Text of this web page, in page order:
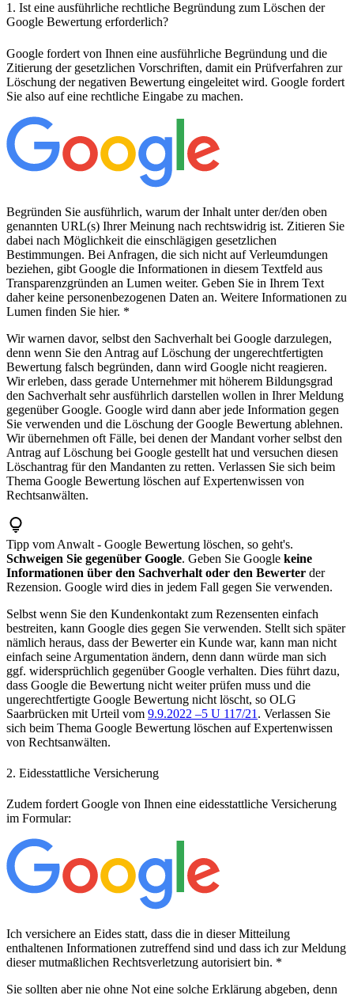
1. Ist eine ausführliche rechtliche Begründung zum Löschen der
Google Bewertung erforderlich?
Google fordert von Ihnen eine ausführliche Begründung und die
Zitierung der gesetzlichen Vorschriften, damit ein Prüfverfahren zur
Löschung der negativen Bewertung eingeleitet wird. Google fordert
Sie also auf eine rechtliche Eingabe zu machen.
Begründen Sie ausführlich, warum der Inhalt unter der/den oben
genannten URL(s) Ihrer Meinung nach rechtswidrig ist. Zitieren Sie
dabei nach Möglichkeit die einschlägigen gesetzlichen
Bestimmungen. Bei Anfragen, die sich nicht auf Verleumdungen
beziehen, gibt Google die Informationen in diesem Textfeld aus
Transparenzgründen an Lumen weiter. Geben Sie in Ihrem Text
daher keine personenbezogenen Daten an. Weitere Informationen zu
Lumen finden Sie hier. *
Wir warnen davor, selbst den Sachverhalt bei Google darzulegen,
denn wenn Sie den Antrag auf Löschung der ungerechtfertigten
Bewertung falsch begründen, dann wird Google nicht reagieren.
Wir erleben, dass gerade Unternehmer mit höherem Bildungsgrad
den Sachverhalt sehr ausführlich darstellen wollen in Ihrer Meldung
gegenüber Google. Google wird dann aber jede Information gegen
Sie verwenden und die Löschung der Google Bewertung ablehnen.
Wir übernehmen oft Fälle, bei denen der Mandant vorher selbst den
Antrag auf Löschung bei Google gestellt hat und versuchen diesen
Löschantrag für den Mandanten zu retten. Verlassen Sie sich beim
Thema Google Bewertung löschen auf Expertenwissen von
Rechtsanwälten.
Tipp vom Anwalt - Google Bewertung löschen, so geht's.
Schweigen Sie gegenüber Google. Geben Sie Google keine
Informationen über den Sachverhalt oder den Bewerter der
Rezension. Google wird dies in jedem Fall gegen Sie verwenden.
Selbst wenn Sie den Kundenkontakt zum Rezensenten einfach
bestreiten, kann Google dies gegen Sie verwenden. Stellt sich später
nämlich heraus, dass der Bewerter ein Kunde war, kann man nicht
einfach seine Argumentation ändern, denn dann würde man sich
ggf. widersprüchlich gegenüber Google verhalten. Dies führt dazu,
dass Google die Bewertung nicht weiter prüfen muss und die
ungerechtfertigte Google Bewertung nicht löscht, so OLG
Saarbrücken mit Urteil vom 9.9.2022 –5 U 117/21 . Verlassen Sie
sich beim Thema Google Bewertung löschen auf Expertenwissen
von Rechtsanwälten.
2. Eidesstattliche Versicherung
Zudem fordert Google von Ihnen eine eidesstattliche Versicherung
im Formular:
Ich versichere an Eides statt, dass die in dieser Mitteilung
enthaltenen Informationen zutreffend sind und dass ich zur Meldung
dieser mutmaßlichen Rechtsverletzung autorisiert bin. *
Sie sollten aber nie ohne Not eine solche Erklärung abgeben, denn